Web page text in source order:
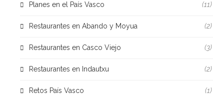
Planes en el País Vasco (11)
Restaurantes en Abando y Moyua (2)
Restaurantes en Casco Viejo (3)
Restaurantes en Indautxu (2)
Retos País Vasco (1)